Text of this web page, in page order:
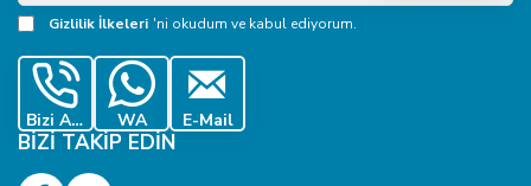
Adresiniz
Gizlilik İlkeleri 'ni okudum ve kabul ediyorum.
Bizi Ara WA E-Mail
BIZI TAKIP EDIN